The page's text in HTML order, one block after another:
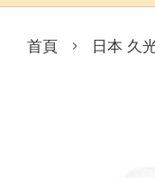
首頁 › 日本 久